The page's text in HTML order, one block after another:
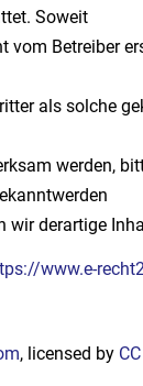
Soweit
vom Betreiber
als solche
werden,
wir derartige
www.e-
, licensed by